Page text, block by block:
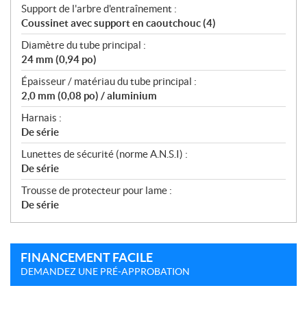
Support de l'arbre d'entraînement :
Coussinet avec support en caoutchouc (4)
Diamètre du tube principal :
24 mm (0,94 po)
Épaisseur / matériau du tube principal :
2,0 mm (0,08 po) / aluminium
Harnais :
De série
Lunettes de sécurité (norme A.N.S.I) :
De série
Trousse de protecteur pour lame :
De série
FINANCEMENT FACILE
DEMANDEZ UNE PRÉ-APPROBATION